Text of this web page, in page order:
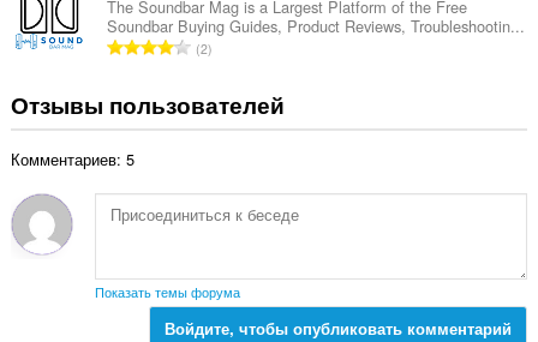
н
о
к
г
о
о
е
н
:
The Soundbar Mag is a Largest Platform of the Free
Soundbar Buying Guides, Product Reviews, Troubleshootin...
В
г
ц
е
к
:
2
Отзывы пользователей
Комментариев: 5
Показать темы форума
Войдите, чтобы опубликовать комментарий